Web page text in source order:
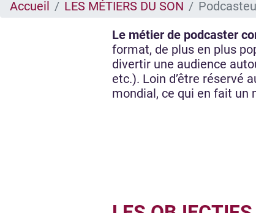
Accueil LES MÉTIERS DU SON
Le métier de podcaster
format, de plus en plus
divertir une audience
etc.). Loin d’être réservé
mondial, ce qui en fait un